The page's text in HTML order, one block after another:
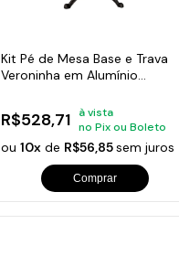
Kit Pé de Mesa Base e Trava
Veroninha em Alumínio
R$528,71
à vista
no Pix ou Boleto
ou10x de R$56,85sem juros
Comprar